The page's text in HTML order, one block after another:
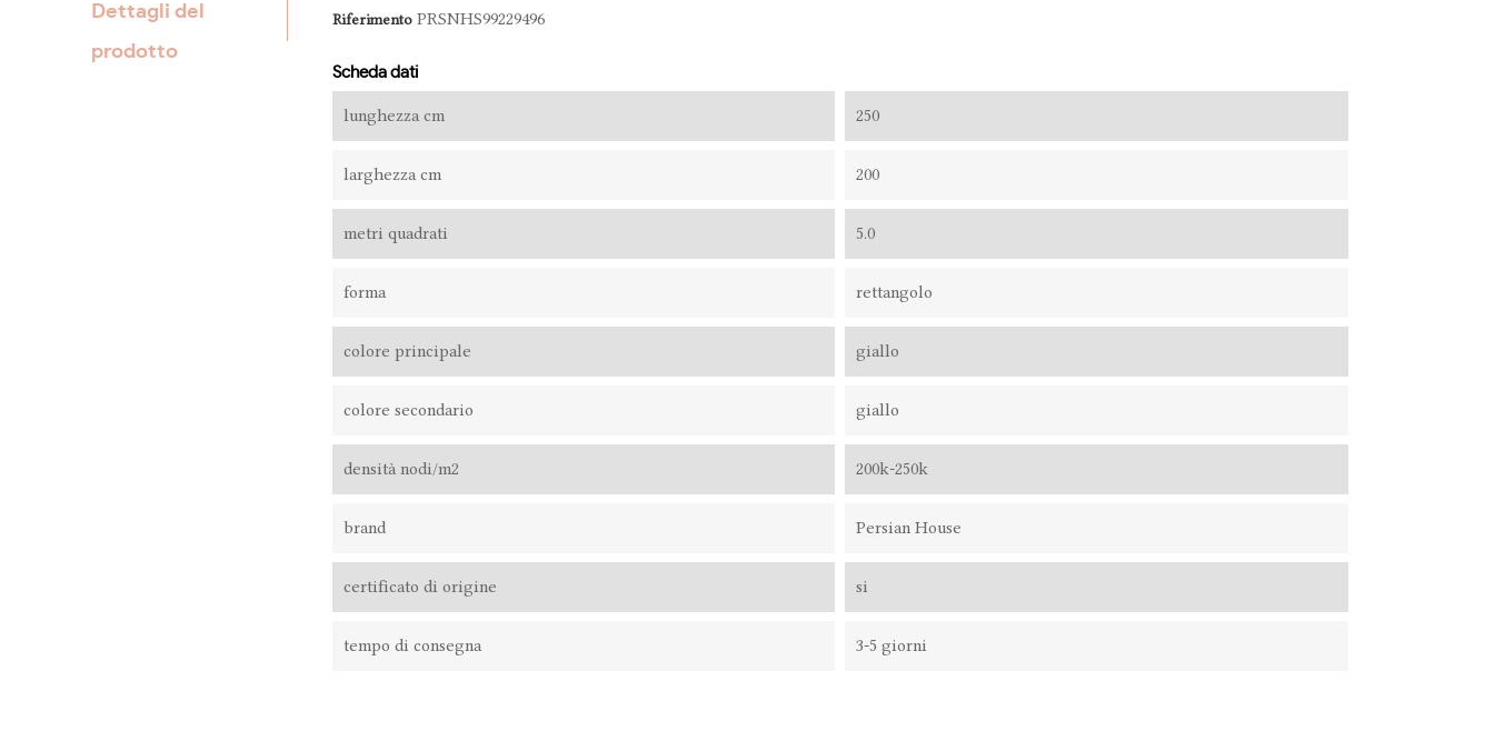
Dettagli del
prodotto
Riferimento PRSNHS99229496
Scheda dati
lunghezza cm 250
larghezza cm 200
metri quadrati 5.0
forma rettangolo
colore principale giallo
colore secondario giallo
densità nodi/m2 200k-250k
brand Persian House
certificato di origine si
tempo di consegna 3-5 giorni